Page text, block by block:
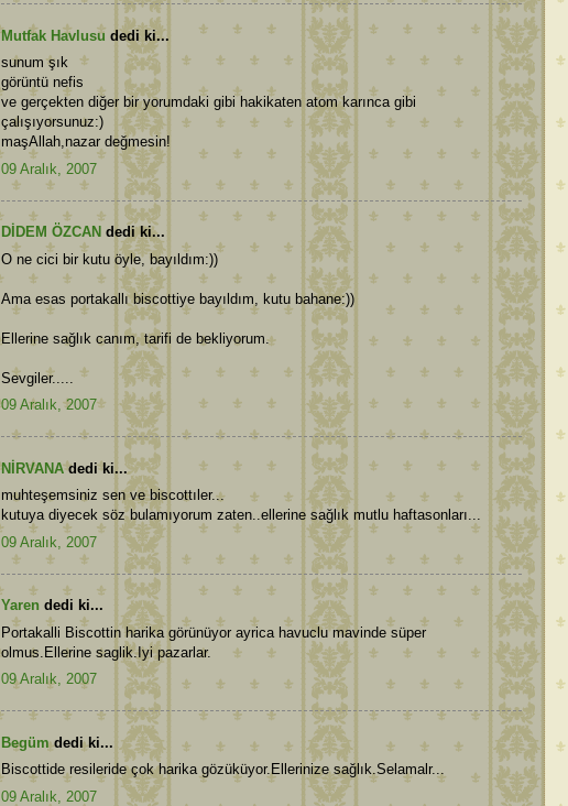
Mutfak Havlusu dedi ki...
sunum şık
görüntü nefis
ve gerçekten diğer bir yorumdaki gibi hakikaten atom karınca gibi
çalışıyorsunuz:)
maşAllah,nazar değmesin!
09 Aralık, 2007
DİDEM ÖZCAN dedi ki...
O ne cici bir kutu öyle, bayıldım:))
Ama esas portakallı biscottiye bayıldım, kutu bahane:))
Ellerine sağlık canım, tarifi de bekliyorum.
Sevgiler.....
09 Aralık, 2007
NİRVANAdedi ki...
muhteşemsiniz sen ve biscottıler...
kutuya diyecek söz bulamıyorum zaten..ellerine sağlık mutlu haftasonları...
09 Aralık, 2007
Yaren dedi ki...
Portakalli Biscottin harika görünüyor ayrica havuclu mavinde süper
olmus.Ellerine saglik.Iyi pazarlar.
09 Aralık, 2007
Begümdedi ki...
Biscottide resileride çok harika gözüküyor.Ellerinize sağlık.Selamalr...
09 Aralık, 2007